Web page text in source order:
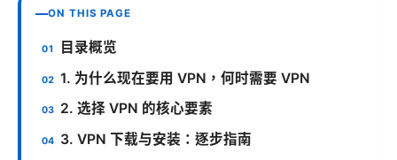
ON THIS PAGE
目录概览
1. 为什么现在要用 VPN，何时需要 VPN
2. 选择 VPN 的核心要素
3. VPN 下载与安装：逐步指南